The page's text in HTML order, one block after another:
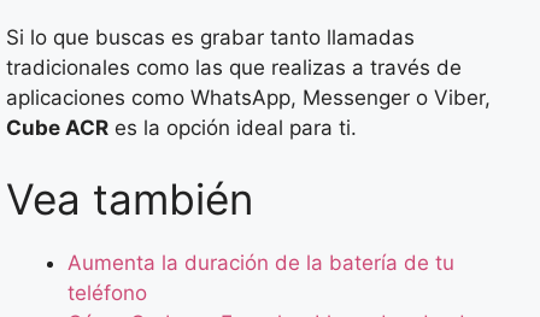
Si lo que buscas es grabar tanto llamadas
tradicionales como las que realizas a través de
aplicaciones como WhatsApp, Messenger o Viber,
Cube ACR es la opción ideal para ti.
Vea también
Aumenta la duración de la batería de tu
teléfono